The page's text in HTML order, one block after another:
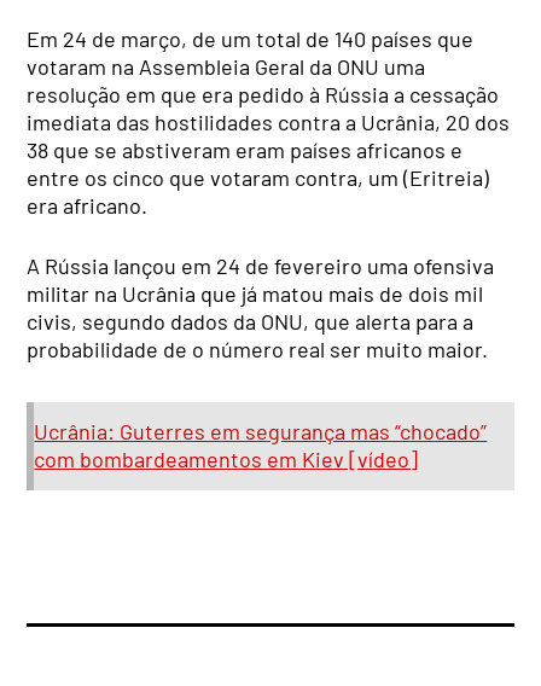
Em 24 de março, de um total de 140 países que
votaram na Assembleia Geral da ONU uma
resolução em que era pedido à Rússia a cessação
imediata das hostilidades contra a Ucrânia, 20 dos
38 que se abstiveram eram países africanos e
entre os cinco que votaram contra, um (Eritreia)
era africano.
A Rússia lançou em 24 de fevereiro uma ofensiva
militar na Ucrânia que já matou mais de dois mil
civis, segundo dados da ONU, que alerta para a
probabilidade de o número real ser muito maior.
Ucrânia: Guterres em segurança mas “chocado”
com bombardeamentos em Kiev [vídeo]